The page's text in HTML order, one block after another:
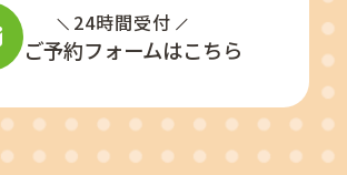
24時間受付
ご予約フォームはこちら